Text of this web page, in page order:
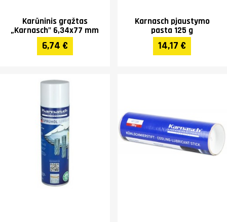
Karūninis grąžtas
„Karnasch" 6,34x77 mm
6,74 €
Karnasch pjaustymo
pasta 125 g
14,17 €